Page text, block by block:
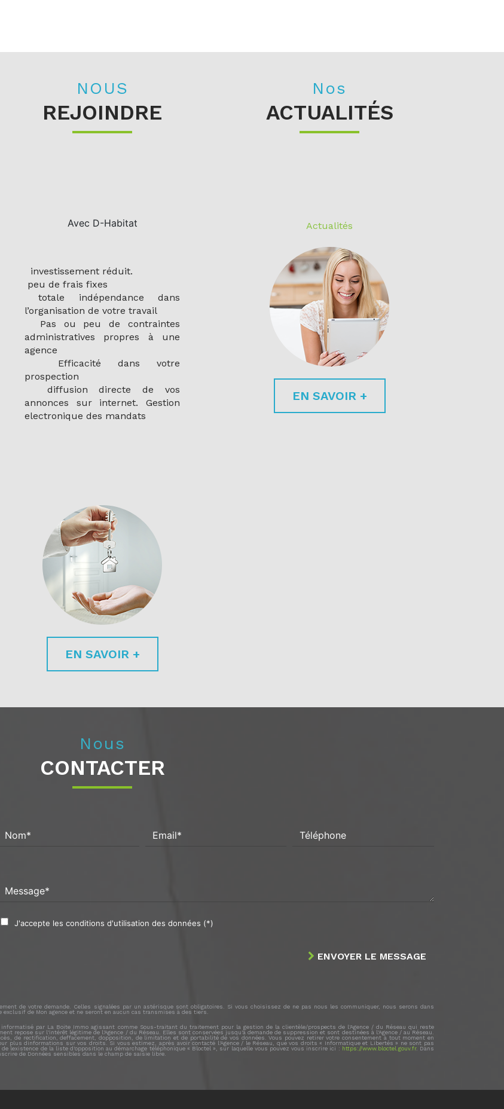
NOUS
REJOINDRE
Avec D-Habitat
investissement réduit.
peu de frais fixes
totale indépendance dans
l’organisation de votre travail
Pas ou peu de contraintes
administratives propres à une
agence
Efficacité dans votre
prospection
diffusion directe de vos
annonces sur internet. Gestion
electronique des mandats
EN SAVOIR +
Nos
ACTUALITÉS
Actualités
EN SAVOIR +
Nous
CONTACTER
Nom* Email* Téléphone
Message*
J'accepte les conditions d'utilisation des données (*)
ENVOYER LE MESSAGE
de votre demande. Celles signalées par un astérisque sont obligatoires. Si vous choisissez de ne pas nous les communiquer, nous serons dans
de Mon agence et ne seront en aucun cas transmises à des tiers.
par La Boite Immo agissant comme Sous-traitant du traitement pour la gestion de la clientèle/prospects de l'Agence / du Réseau qui reste
repose sur l'intérêt légitime de l'Agence / du Réseau. Elles sont conservées jusqu'à demande de suppression et sont destinées à l'Agence / au Réseau.
de rectification, deffacement, dopposition, de limitation et de portabilité de vos données. Vous pouvez retirer votre consentement à tout moment en
plus dinformations sur vos droits. Si vous estimez, après avoir contacté l'Agence / le Réseau, que vos droits « Informatique et Libertés » ne sont pas
lexistence de la liste d'opposition au démarchage téléphonique « Bloctel », sur laquelle vous pouvez vous inscrire ici : https://www.bloctel.gouv.fr. Dans
de Données sensibles dans le champ de saisie libre.